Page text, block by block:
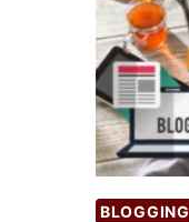
BLOGGING